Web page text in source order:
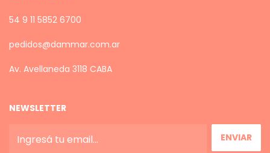
54 9 11 5852 6700
pedidos@dammar.com.ar
Av. Avellaneda 3118 CABA
NEWSLETTER